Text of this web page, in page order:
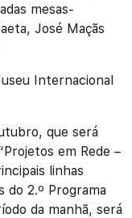
mesas-
José Maçãs
Internacional
que será
em Rede –
linhas
do 2.º Programa
da manhã, será